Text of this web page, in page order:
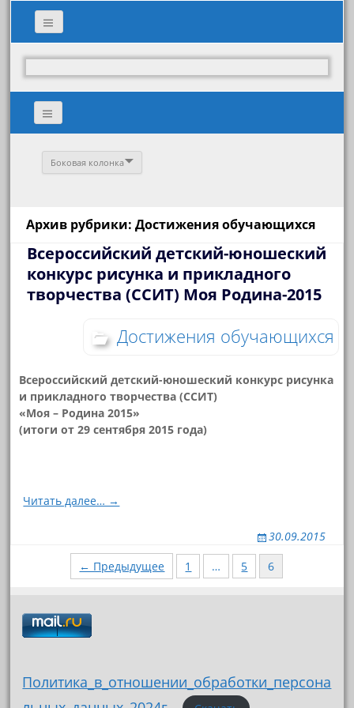
Боковая колонка
Архив рубрики: Достижения обучающихся
Всероссийский детский-юношеский
конкурс рисунка и прикладного
творчества (ССИТ) Моя Родина-2015
Достижения обучающихся
Всероссийский детский-юношеский конкурс рисунка
и прикладного творчества (ССИТ)
«Моя – Родина 2015»
(итоги от 29 сентября 2015 года)
Читать далее… →
30.09.2015
Навигация← Предыдущее 1 … 5 6
Политика_в_отношении_обработки_персона